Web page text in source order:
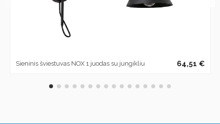
Sieninis šviestuvas NOX 1 juodas su jungikliu 64,51 €